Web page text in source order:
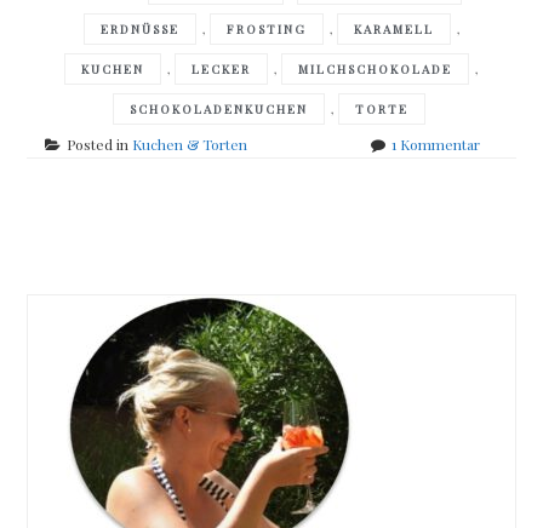
ERDNÜSSE , FROSTING , KARAMELL ,
KUCHEN , LECKER , MILCHSCHOKOLADE ,
SCHOKOLADENKUCHEN , TORTE
Posted in Kuchen & Torten 1 Kommentarzu
navigation